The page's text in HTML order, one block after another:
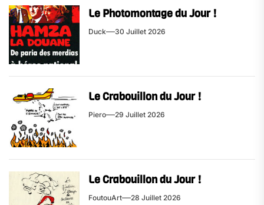
Le Photomontage du Jour !
Duck 30 Juillet 2026
Le Crabouillon du Jour !
Piero 29 Juillet 2026
Le Crabouillon du Jour !
FoutouArt 28 Juillet 2026